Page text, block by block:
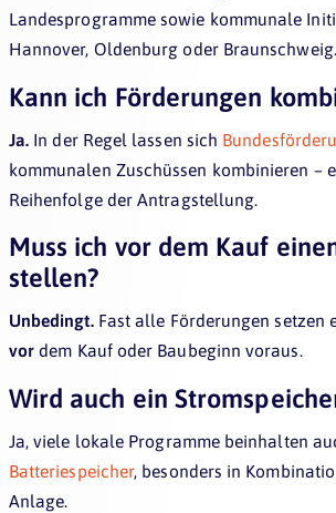
Landesprogramme sowie kommunale
Hannover, Oldenburg oder Braunschweig.
Kann ich Förderungen
Ja. In der Regel lassen sich
kommunalen Zuschüssen kombinieren –
Reihenfolge der Antragstellung.
Muss ich vor dem Kauf
stellen?
Unbedingt.Fast alle Förderungen setzen
vor dem Kauf oder Baubeginn voraus.
Wird auch ein
Ja, viele lokale Programme beinhalten
Batteriespeicher, besonders in
Anlage.